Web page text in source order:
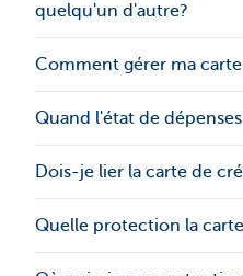
quelqu'un d'autre?
Comment gérer ma
Quand l'état de
Dois-je lier la carte de
Quelle protection la